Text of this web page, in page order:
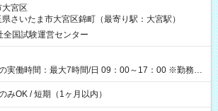
塾模擬試験 8:30～17:30（休憩1時間） 時給1,300円
収10,400円＋交通費 ※当日の役割により時給＋100
り ・国家試験 7:00～13:30（休憩なし） 時給1,300
＋100円）×6時間＝日収8,400円＋交通費 【試用期
なし
大宮区
さいたま市大宮区錦町（最寄り駅：大宮駅）
全国試験運営センター
実働時間：最大7時間/日 09：00～17：00 ※勤務時
より異なります。
みOK / 短期（1ヶ月以内）